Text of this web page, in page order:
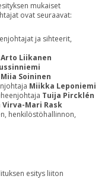
mukaiset
ovat seuraavat:
ja sihteerit,
Arto Liikanen
Miia Soininen
Miikka Leponiemi
Tuija Pircklén
Virva-Mari Rask
henkilöstöhallinnon,
esitys liiton